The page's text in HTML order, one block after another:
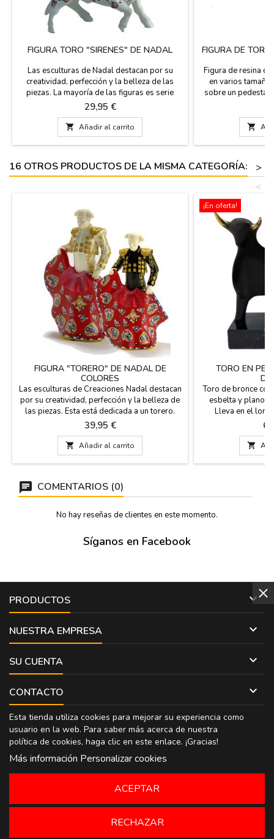
FIGURA TORO "SIRENES" DE NADAL
Las esculturas de Nadal destacan por su
creatividad, perfección y la belleza de las
piezas. La mayoría de las figuras es serie
limitada (marcadas con número de serie).
Estos toros están disponibles en blanco con
los cuernos dorados, en negro con los
cuernos plateados, rojo con cuernos
plateados, en dos tamaños. Grande: 14 cm
Precio
29,95 €
 Añadir al carrito
FIGURA DE
Figura de resina
en varios
sobre un pedestal
típìco de nuestro
para empresas
cantidades a
consúltanos
Pequeño:

16 OTROS PRODUCTOS DE LA MISMA CATEGORÍA:
>
<
FIGURA "TORERO" DE NADAL DE
COLORES
Las esculturas de Creaciones Nadal destacan
por su creatividad, perfección y la belleza de
las piezas. Esta está dedicada a un torero.
Estas piezas son series limitadas (marcadas
con número de serie y certificado de
autenticidad). Están disponibles en negro, en
blanco o en azul oscuro. Miden: 15 cm de
alto
Precio
39,95 €
 Añadir al carrito
¡En oferta!
TORO EN
Toro de bronce
esbelta y plano
Lleva en el
conocido escultor
Andrés. Se envía
autor. Una
España. Medidas:

COMENTARIOS (0)
No hay reseñas de clientes en este momento.
Síganos en Facebook
PRODUCTOS 
NUESTRA EMPRESA 
SU CUENTA 
CONTACTO 
Esta tienda utiliza cookies para mejorar su experiencia como
usuario en la web. Para saber más acerca de nuestra
política de cookies, haga clic en este enlace. ¡Gracias!
Más información Personalizar cookies
RECHAZAR
ACEPTAR